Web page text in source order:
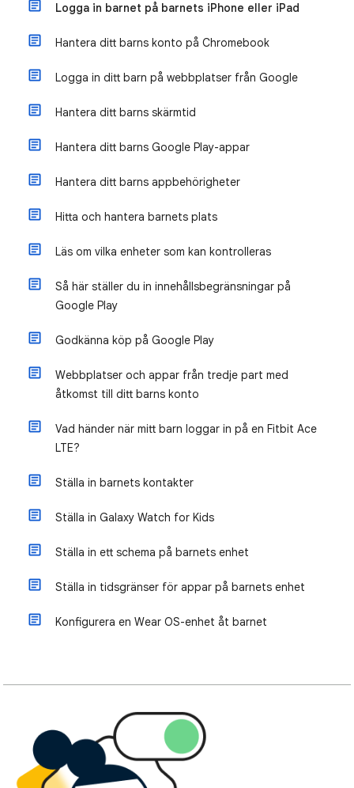
Logga in barnet på barnets iPhone eller iPad
Hantera ditt barns konto på Chromebook
Logga in ditt barn på webbplatser från Google
Hantera ditt barns skärmtid
Hantera ditt barns Google Play-appar
Hantera ditt barns appbehörigheter
Hitta och hantera barnets plats
Läs om vilka enheter som kan kontrolleras
Så här ställer du in innehållsbegränsningar på
Google Play
Godkänna köp på Google Play
Webbplatser och appar från tredje part med
åtkomst till ditt barns konto
Vad händer när mitt barn loggar in på en Fitbit Ace
LTE?
Ställa in barnets kontakter
Ställa in Galaxy Watch for Kids
Ställa in ett schema på barnets enhet
Ställa in tidsgränser för appar på barnets enhet
Konfigurera en Wear OS-enhet åt barnet